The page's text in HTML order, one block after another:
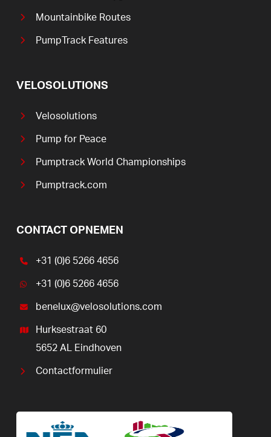
Mountainbike Routes
PumpTrack Features
VELOSOLUTIONS
Velosolutions
Pump for Peace
Pumptrack World Championships
Pumptrack.com
CONTACT OPNEMEN
+31 (0)6 5266 4656
+31 (0)6 5266 4656
benelux@velosolutions.com
Hurksestraat 60
5652 AL Eindhoven
Contactformulier